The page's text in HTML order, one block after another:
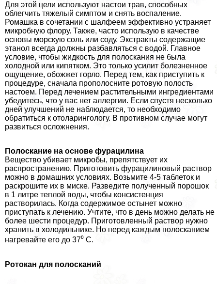
Для этой цели используют настои трав, способных
облегчить тяжелый симптом и снять воспаление.
Ромашка в сочетании с шалфеем эффективно устраняет
микробную флору. Также, часто использую в качестве
основы морскую соль или соду. Экстpaкты содержащие
этанол всегда должны разбавляться с водой. Главное
условие, чтобы жидкость для полоскания не была
холодной или кипятком. Это только усилит болезненное
ощущение, обожжет горло. Перед тем, как приступить к
процедуре, сначала прополосните ротовую полость
настоем. Перед лечением растительными ингредиентами
убедитесь, что у вас нет аллергии. Если спустя несколько
дней улучшений не наблюдается, то необходимо
обратиться к отоларингологу. В противном случае могут
развиться осложнения.
Полоскание на основе фурацилина
Вещество убивает микробы, препятствует их
распространению. Приготовить фурацилиновый раствор
можно в домашних условиях. Возьмите 4-5 таблеток и
раскрошите их в миске. Разведите полученный порошок
в 1 литре теплой воды, чтобы консистенция
растворилась. Когда содержимое остынет можно
приступать к лечению. Учтите, что в день можно делать не
более шести процедур. Приготовленный раствор нужно
хранить в холодильнике. Но перед каждым полосканием
нагревайте его до 37⁰ С.
Ротокан для полосканий